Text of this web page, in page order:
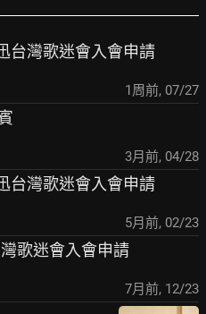
台灣歌迷會入會申請
1周前, 07/27
3月前, 04/28
台灣歌迷會入會申請
5月前, 02/23
歌迷會入會申請
7月前, 12/23